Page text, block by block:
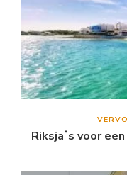
Riksjaʼs voor